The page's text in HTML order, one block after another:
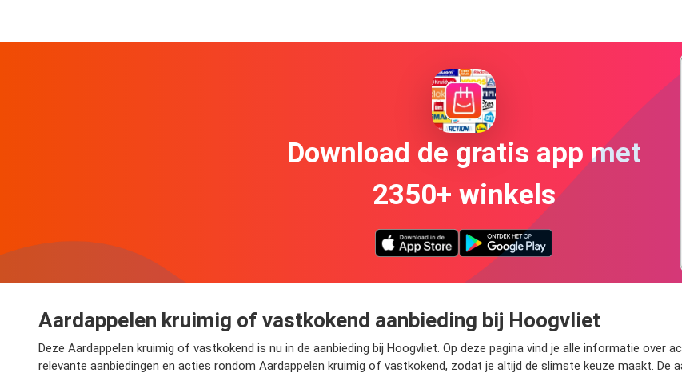
Download de gratis app met
2350+ winkels
Aardappelen kruimig of vastkokend aanbieding bij Hoogvliet
Deze Aardappelen kruimig of vastkokend is nu in de aanbieding bij Hoogvliet. Op deze pagina vind je alle informatie over
relevante aanbiedingen en acties rondom Aardappelen kruimig of vastkokend, zodat je altijd de slimste keuze maakt.